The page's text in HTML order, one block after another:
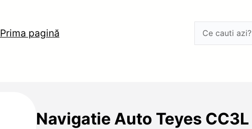
Prima pagină
Navigatie Auto Teyes CC3L